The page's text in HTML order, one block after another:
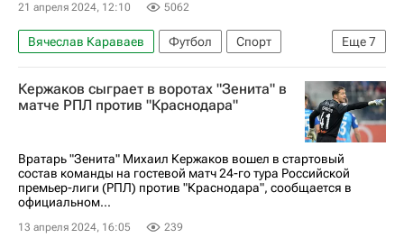
21 апреля 2024, 12:10 5062
Еще7
Вячеслав Караваев Футбол
Спорт
Россия
Алексей Сухой
Георгий Джикия
Зенит
Спартак Москва
Кубок России по футболу
Кержаков сыграет в воротах "Зенита" в
матче РПЛ против "Краснодара"
Вратарь "Зенита" Михаил Кержаков вошел в стартовый
состав команды на гостевой матч 24-го тура Российской
премьер-лиги (РПЛ) против "Краснодара", сообщается в
официальном...
13 апреля 2024, 16:05 239